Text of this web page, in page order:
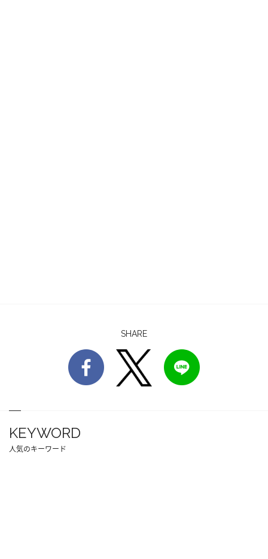
SHARE
KEYWORD
人気のキーワード